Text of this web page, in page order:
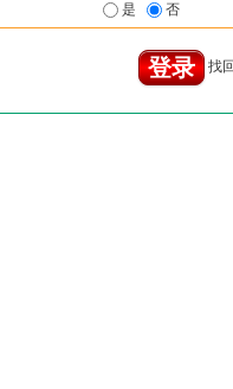
是 否
找